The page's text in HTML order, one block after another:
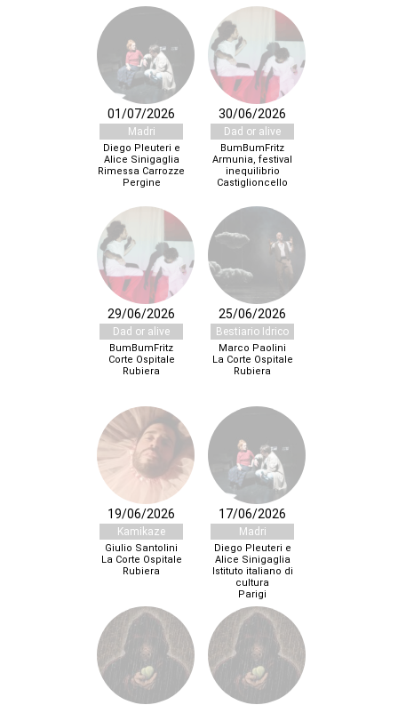
01/07/2026
Madri
Diego Pleuteri e
Alice Sinigaglia
Rimessa Carrozze
Pergine
30/06/2026
Dad or alive
BumBumFritz
Armunia, festival
inequilibrio
Castiglioncello
29/06/2026
Dad or alive
BumBumFritz
Corte Ospitale
Rubiera
25/06/2026
Bestiario Idrico
Marco Paolini
La Corte Ospitale
Rubiera
19/06/2026
Kamikaze
Giulio Santolini
La Corte Ospitale
Rubiera
17/06/2026
Madri
Diego Pleuteri e
Alice Sinigaglia
Istituto italiano di
cultura
Parigi